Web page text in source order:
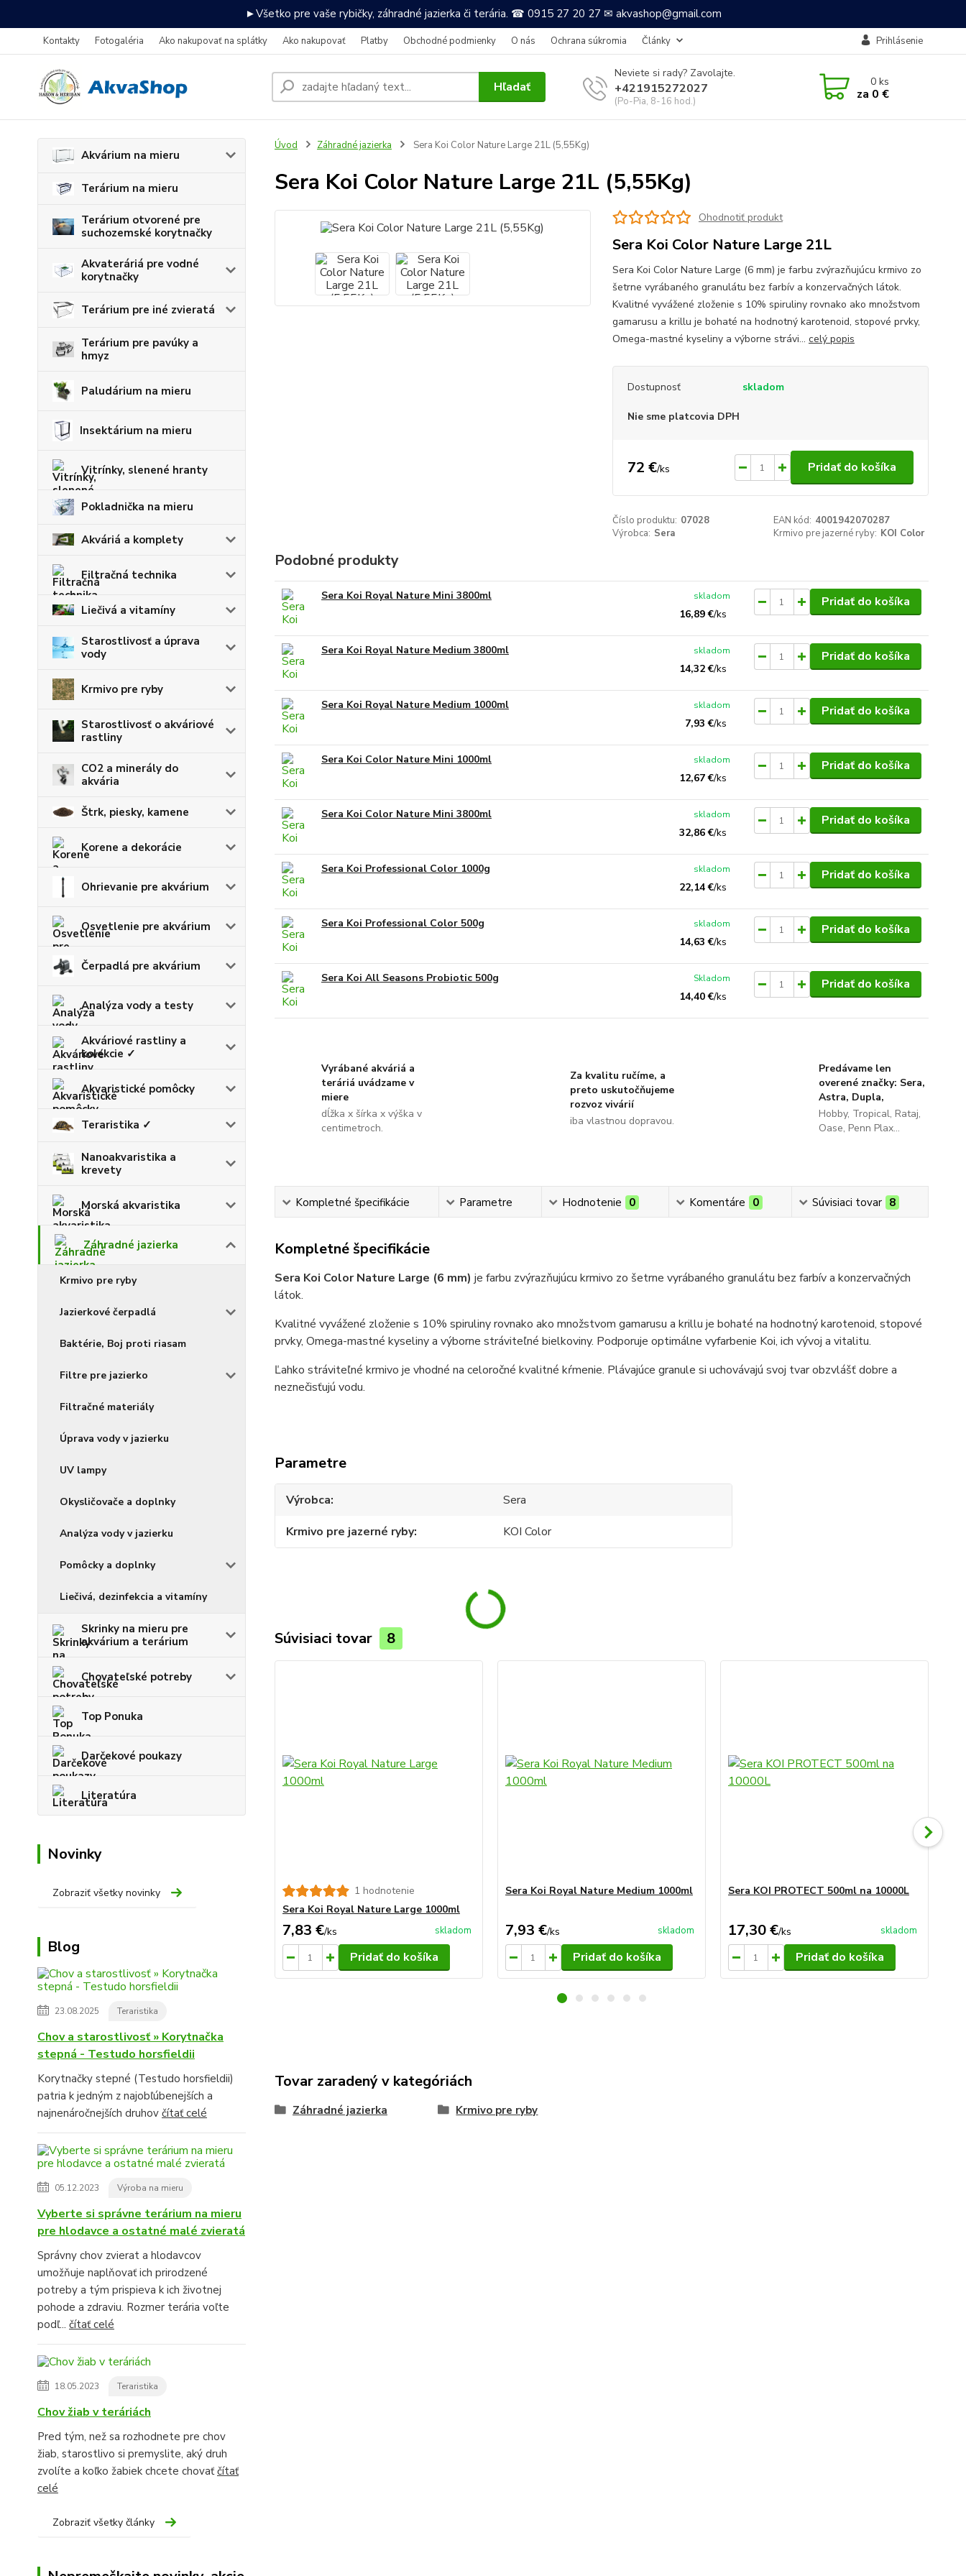
►Všetko pre vaše rybičky, záhradné jazierka či terária. ☎ 0915 27 20 27 ✉ akvashop@gmail.com
Kontakty Fotogaléria Ako nakupovať na splátky Ako nakupovať Platby Obchodné podmienky O nás Ochrana súkromia Články Prihlásenie
Hľadať
Neviete si rady? Zavolajte.
+421915272027
(Po-Pia, 8-16 hod.)
0ks
za 0 €
Akvárium na mieru
Terárium na mieru
Terárium otvorené pre
suchozemské korytnačky
Akvateráriá pre vodné
korytnačky
Terárium pre iné zvieratá
Terárium pre pavúky a
hmyz
Paludárium na mieru
Insektárium na mieru
Vitrínky, slenené hranty
Pokladnička na mieru
Akváriá a komplety
Filtračná technika
Liečivá a vitamíny
Starostlivosť a úprava
vody
Krmivo pre ryby
Starostlivosť o akváriové
rastliny
CO2 a minerály do
akvária
Štrk, piesky, kamene
Korene a dekorácie
Ohrievanie pre akvárium
Osvetlenie pre akvárium
Čerpadlá pre akvárium
Analýza vody a testy
Akváriové rastliny a
kolekcie ✓
Akvaristické pomôcky
Teraristika ✓
Nanoakvaristika a
krevety
Morská akvaristika
Záhradné jazierka
Krmivo pre ryby
Jazierkové čerpadlá
Baktérie, Boj proti riasam
Filtre pre jazierko
Filtračné materiály
Úprava vody v jazierku
UV lampy
Okysličovače a doplnky
Analýza vody v jazierku
Pomôcky a doplnky
Liečivá, dezinfekcia a vitamíny
Skrinky na mieru pre
akvárium a terárium
Chovateľské potreby
Top Ponuka
Darčekové poukazy
Literatúra
Novinky
Zobraziť všetky novinky
Blog
23.08.2025 Teraristika
Chov a starostlivosť » Korytnačka
stepná - Testudo horsfieldii
Korytnačky stepné (Testudo horsfieldii)
patria k jedným z najobľúbenejších a
najnenáročnejších druhov čítať celé
05.12.2023 Výroba na mieru
Vyberte si správne terárium na mieru
pre hlodavce a ostatné malé zvieratá
Správny chov zvierat a hlodavcov
umožňuje naplňovať ich prirodzené
potreby a tým prispieva k ich životnej
pohode a zdraviu. Rozmer terária voľte
podľ... čítať celé
18.05.2023 Teraristika
Chov žiab v teráriách
Pred tým, než sa rozhodnete pre chov
žiab, starostlivo si premyslite, aký druh
zvolíte a koľko žabiek chcete chovaťčítať
celé
Zobraziť všetky články
Úvod Záhradné jazierka Sera Koi Color Nature Large 21L (5,55Kg)
Sera Koi Color Nature Large 21L (5,55Kg)
Ohodnotiť produkt
Sera Koi Color Nature Large 21L
Sera Koi Color Nature Large (6 mm) je farbu zvýrazňujúcu krmivo zo
šetrne vyrábaného granulátu bez farbív a konzervačných látok.
Kvalitné vyvážené zloženie s 10% spiruliny rovnako ako množstvom
gamarusu a krillu je bohaté na hodnotný karotenoid, stopové prvky,
Omega-mastné kyseliny a výborne strávi... celý popis
Dostupnosť skladom
Nie sme platcovia DPH
72 €/ks Pridať do košíka
Číslo produktu: 07028 EAN kód: 4001942070287
Výrobca: Sera Krmivo pre jazerné ryby: KOI Color
Podobné produkty
Sera Koi Royal Nature Mini 3800ml
16,89 €/ks
skladom Pridať do košíka
Sera Koi Royal Nature Medium 3800ml
14,32 €/ks
skladom Pridať do košíka
Sera Koi Royal Nature Medium 1000ml
7,93 €/ks
skladom Pridať do košíka
Sera Koi Color Nature Mini 1000ml
12,67 €/ks
skladom Pridať do košíka
Sera Koi Color Nature Mini 3800ml
32,86 €/ks
skladom Pridať do košíka
Sera Koi Professional Color 1000g
22,14 €/ks
skladom Pridať do košíka
Sera Koi Professional Color 500g
14,63 €/ks
skladom Pridať do košíka
Sera Koi All Seasons Probiotic 500g
14,40 €/ks
Skladom Pridať do košíka
Vyrábané akváriá a
teráriá uvádzame v
miere
dĺžka x šírka x výška v
centimetroch.
Za kvalitu ručíme, a
preto uskutočňujeme
rozvoz vivárií
iba vlastnou dopravou.
Predávame len
overené značky: Sera,
Astra, Dupla,
Hobby, Tropical, Rataj,
Oase, Penn Plax...
Kompletné špecifikácie Parametre Hodnotenie 0 Komentáre 0 Súvisiaci tovar 8
Kompletné špecifikácie
Sera Koi Color Nature Large (6 mm) je farbu zvýrazňujúcu krmivo zo šetrne vyrábaného granulátu bez farbív a konzervačných
látok.
Kvalitné vyvážené zloženie s 10% spiruliny rovnako ako množstvom gamarusu a krillu je bohaté na hodnotný karotenoid, stopové
prvky, Omega-mastné kyseliny a výborne stráviteľné bielkoviny. Podporuje optimálne vyfarbenie Koi, ich vývoj a vitalitu.
Ľahko stráviteľné krmivo je vhodné na celoročné kvalitné kŕmenie. Plávajúce granule si uchovávajú svoj tvar obzvlášť dobre a
neznečisťujú vodu.
Parametre
Výrobca
Sera
Krmivo pre jazerné ryby
KOI Color
Súvisiaci tovar 8
1 hodnotenie
Sera Koi Royal Nature Large 1000ml
7,83 €/ks skladom
Pridať do košíka
Sera Koi Royal Nature Medium 1000ml
7,93 €/ks skladom
Pridať do košíka
Sera KOI PROTECT 500ml na 10000L
17,30 €/ks skladom
Pridať do košíka
Tovar zaradený v kategóriách
Záhradné jazierka Krmivo pre ryby